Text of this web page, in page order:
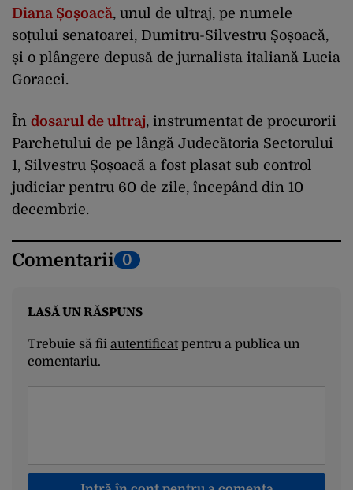
Diana Șoșoacă, unul de ultraj, pe numele
soțului senatoarei, Dumitru-Silvestru Șoșoacă,
și o plângere depusă de jurnalista italiană Lucia
Goracci.
În dosarul de ultraj, instrumentat de procurorii
Parchetului de pe lângă Judecătoria Sectorului
1, Silvestru Șoșoacă a fost plasat sub control
judiciar pentru 60 de zile, începând din 10
decembrie.
Comentarii 0
LASĂ UN RĂSPUNS
Trebuie să fii autentificatpentru a publica un
comentariu.